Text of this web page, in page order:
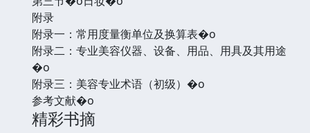
附录
附录一：常用度量衡单位及换算表�o
附录二：专业美容仪器、设备、用品、用具及其用途
�o
附录三：美容专业术语（初级）�o
参考文献�o
精彩书摘